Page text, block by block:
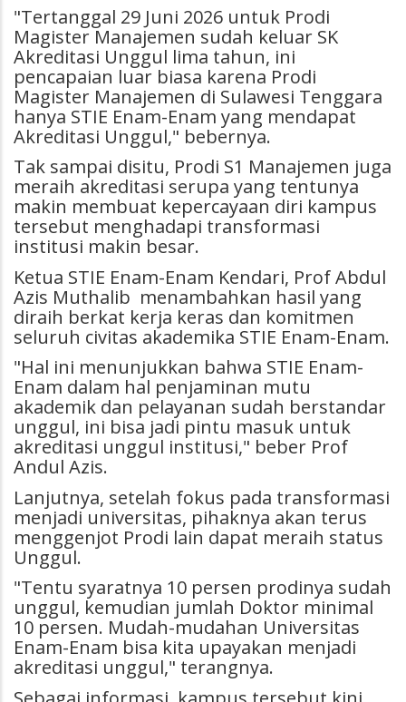
"Tertanggal 29 Juni 2026 untuk Prodi
Magister Manajemen sudah keluar SK
Akreditasi Unggul lima tahun, ini
pencapaian luar biasa karena Prodi
Magister Manajemen di Sulawesi Tenggara
hanya STIE Enam-Enam yang mendapat
Akreditasi Unggul," bebernya.
Tak sampai disitu, Prodi S1 Manajemen juga
meraih akreditasi serupa yang tentunya
makin membuat kepercayaan diri kampus
tersebut menghadapi transformasi
institusi makin besar.
Ketua STIE Enam-Enam Kendari, Prof Abdul
Azis Muthalib menambahkan hasil yang
diraih berkat kerja keras dan komitmen
seluruh civitas akademika STIE Enam-Enam.
"Hal ini menunjukkan bahwa STIE Enam-
Enam dalam hal penjaminan mutu
akademik dan pelayanan sudah berstandar
unggul, ini bisa jadi pintu masuk untuk
akreditasi unggul institusi," beber Prof
Andul Azis.
Lanjutnya, setelah fokus pada transformasi
menjadi universitas, pihaknya akan terus
menggenjot Prodi lain dapat meraih status
Unggul.
"Tentu syaratnya 10 persen prodinya sudah
unggul, kemudian jumlah Doktor minimal
10 persen. Mudah-mudahan Universitas
Enam-Enam bisa kita upayakan menjadi
akreditasi unggul," terangnya.